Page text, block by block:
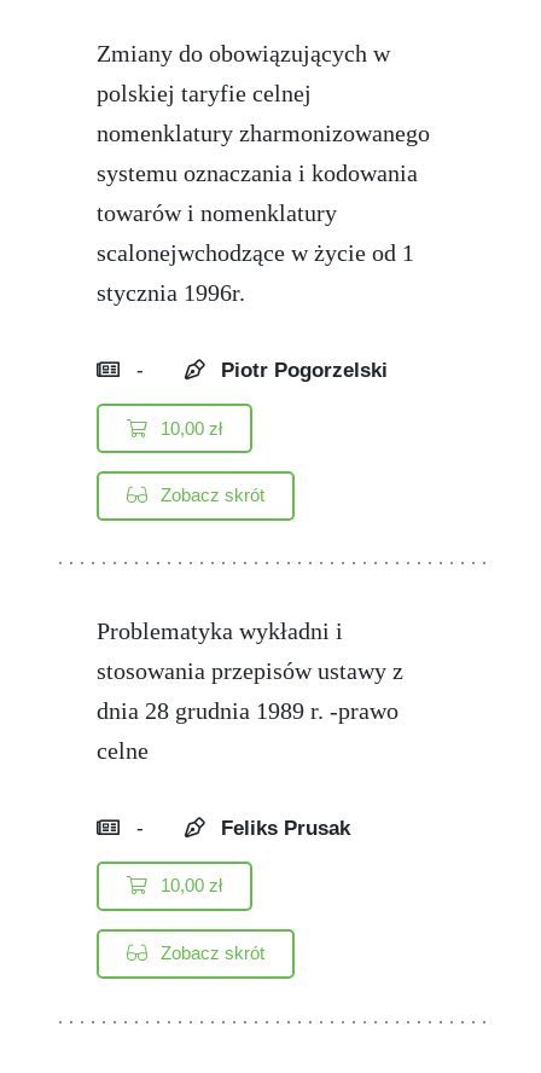
Zmiany do obowiązujących w
polskiej taryfie celnej
nomenklatury zharmonizowanego
systemu oznaczania i kodowania
towarów i nomenklatury
scalonejwchodzące w życie od 1
stycznia 1996r.
- Piotr Pogorzelski
10,00zł
Zobacz skrót
Problematyka wykładni i
stosowania przepisów ustawy z
dnia 28 grudnia 1989 r. -prawo
celne
- Feliks Prusak
10,00zł
Zobacz skrót